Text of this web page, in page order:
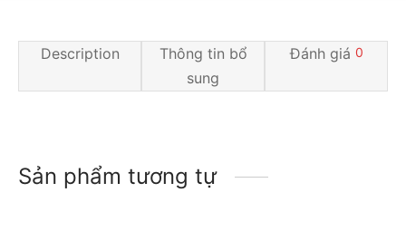
Description
Thông tin bổ
sung
Đánh giá 0
Sản phẩm tương tự